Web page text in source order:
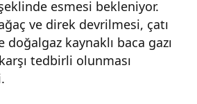
esmesi bekleniyor.
ve direk devrilmesi, çatı
doğalgaz kaynaklı baca gazı
tedbirli olunması